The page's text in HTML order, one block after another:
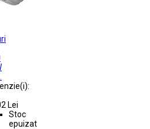
Lei
Stoc
epuizat